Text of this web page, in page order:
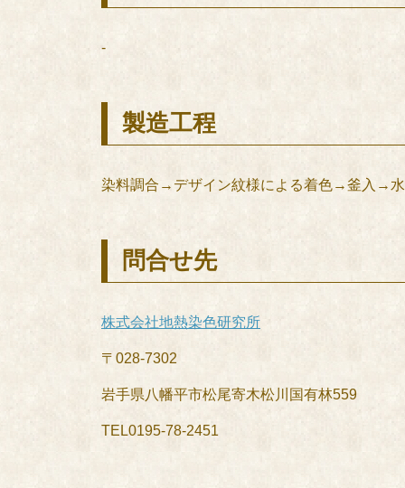
-
製造工程
染料調合→デザイン紋様による着色→釜入→
問合せ先
株式会社地熱染色研究所
〒028-7302
岩手県八幡平市松尾寄木松川国有林559
TEL0195-78-2451